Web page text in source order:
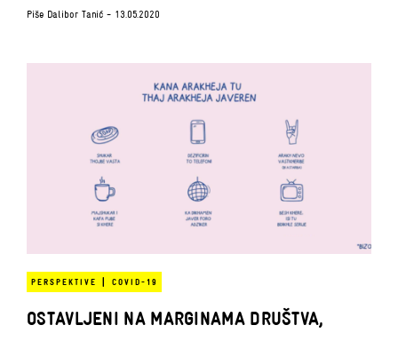
Piše Dalibor Tanić - 13.05.2020
PERSPEKTIVE | COVID-19
OSTAVLJENI NA MARGINAMA DRUŠTVA,